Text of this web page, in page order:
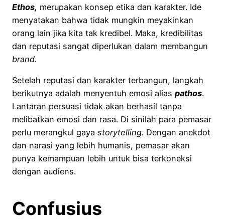
Ethos, merupakan konsep etika dan karakter. Ide
menyatakan bahwa tidak mungkin meyakinkan
orang lain jika kita tak kredibel. Maka, kredibilitas
dan reputasi sangat diperlukan dalam membangun
brand.
Setelah reputasi dan karakter terbangun, langkah
berikutnya adalah menyentuh emosi alias pathos.
Lantaran persuasi tidak akan berhasil tanpa
melibatkan emosi dan rasa. Di sinilah para pemasar
perlu merangkul gaya storytelling. Dengan anekdot
dan narasi yang lebih humanis, pemasar akan
punya kemampuan lebih untuk bisa terkoneksi
dengan audiens.
Confusius